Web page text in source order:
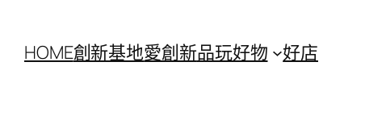
HOME創新基地愛創新品玩好物 好店